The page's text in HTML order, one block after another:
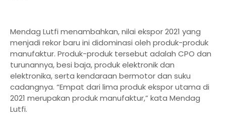
Mendag Lutfi menambahkan, nilai ekspor 2021 yang
menjadi rekor baru ini didominasi oleh produk-produk
manufaktur. Produk-produk tersebut adalah CPO dan
turunannya, besi baja, produk elektronik dan
elektronika, serta kendaraan bermotor dan suku
cadangnya. “Empat dari lima produk ekspor utama di
2021 merupakan produk manufaktur,” kata Mendag
Lutfi.